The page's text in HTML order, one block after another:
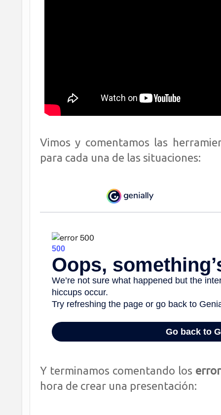
Vimos y comentamos las
para cada una de las situaciones:
Y terminamos comentando los
hora de crear una presentación: